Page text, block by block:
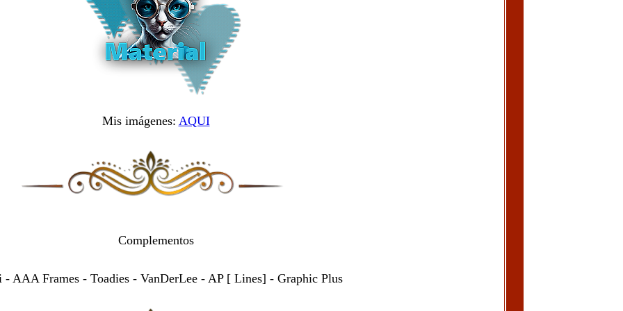
Mis imágenes: AQUI
Complementos
- AAA Frames - Toadies - VanDerLee - AP [ Lines] - Graphic Plus